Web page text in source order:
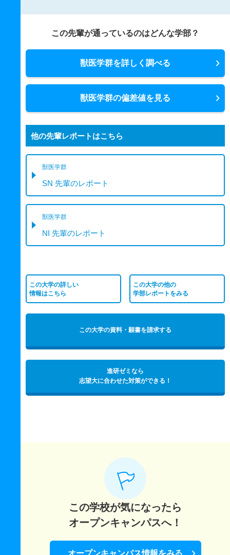
この先輩が通っているのはどんな学部？
獣医学群を詳しく調べる
獣医学群の偏差値を見る
他の先輩レポートはこちら
獣医学群
SN 先輩のレポート
獣医学群
NI 先輩のレポート
この大学の詳しい
情報はこちら
この大学の他の
学部レポートをみる
この大学の資料・願書を請求する
進研ゼミなら
志望大に合わせた対策ができる！
この学校が気になったら
オープンキャンパスへ！
オープンキャンパス情報をみる